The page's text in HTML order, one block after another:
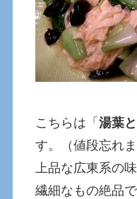
こちらは「湯葉
す。（値段忘れま
上品な広東系の
繊細なもの絶品で